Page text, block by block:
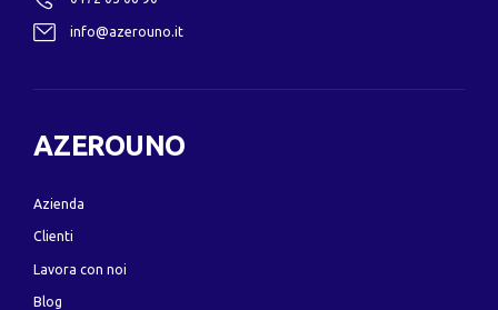
info@azerouno.it
AZEROUNO
Azienda
Clienti
Lavora con noi
Blog